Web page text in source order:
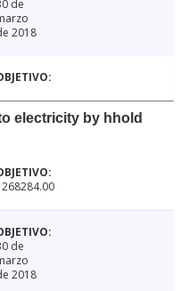
de
2018
electricity by hhold
de
2018